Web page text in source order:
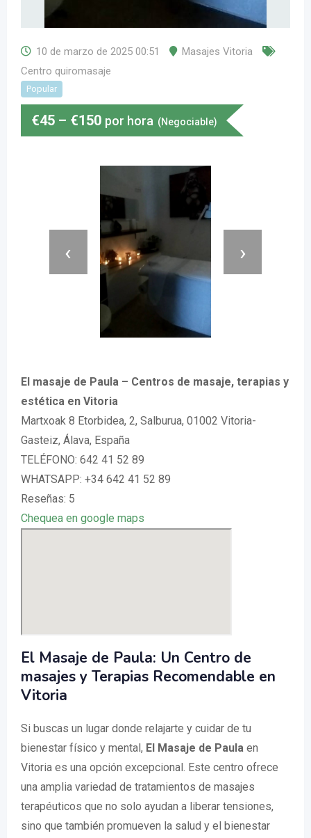
10 de marzo de 2025 00:51
Masajes Vitoria
Centro quiromasaje
Popular
€45 – €150 por hora (Negociable)
‹ ›
El masaje de Paula – Centros de masaje, terapias y
estética en Vitoria
Martxoak 8 Etorbidea, 2, Salburua, 01002 Vitoria-
Gasteiz, Álava, España
TELÉFONO: 642 41 52 89
WHATSAPP: +34 642 41 52 89
Reseñas: 5
Chequea en google maps
El Masaje de Paula: Un Centro de
masajes y Terapias Recomendable en
Vitoria
Si buscas un lugar donde relajarte y cuidar de tu
bienestar físico y mental, El Masaje de Paula en
Vitoria es una opción excepcional. Este centro ofrece
una amplia variedad de tratamientos de masajes
terapéuticos que no solo ayudan a liberar tensiones,
sino que también promueven la salud y el bienestar